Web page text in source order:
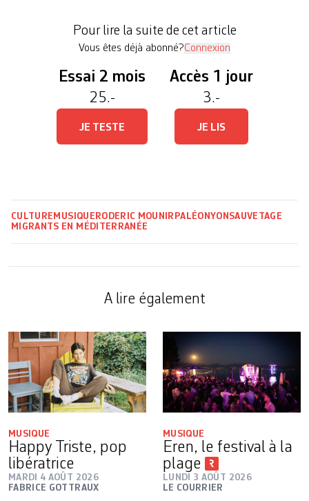
Pour lire la suite de cet article
Vous êtes déjà abonné?Connexion
Essai 2 mois
25.-
JE TESTE
Accès 1 jour
3.-
JE LIS
CULTURE MUSIQUE RODERIC MOUNIR PALÉO NYON SAUVETAGE
MIGRANTS EN MÉDITERRANÉE
A lire également
MUSIQUE
Happy Triste, pop
libératrice
MARDI 4 AOÛT 2026
FABRICE GOTTRAUX
MUSIQUE
Eren, le festival à la
plage
LUNDI 3 AOÛT 2026
LE COURRIER